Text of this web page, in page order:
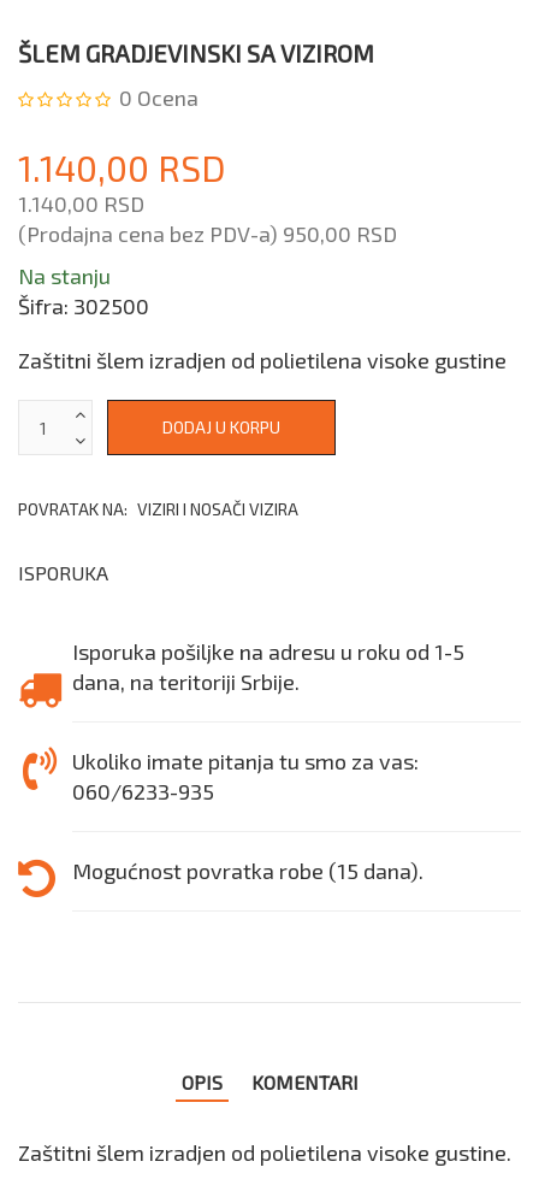
ŠLEM GRADJEVINSKI SA VIZIROM
0 Ocena
1.140,00 RSD
1.140,00 RSD
(Prodajna cena bez PDV-a) 950,00 RSD
Na stanju
Šifra: 302500
Zaštitni šlem izradjen od polietilena visoke gustine
POVRATAK NA: VIZIRI I NOSAČI VIZIRA
ISPORUKA
Isporuka pošiljke na adresu u roku od 1-5
dana, na teritoriji Srbije.
Ukoliko imate pitanja tu smo za vas:
060/6233-935
Mogućnost povratka robe (15 dana).
OPIS KOMENTARI
Zaštitni šlem izradjen od polietilena visoke gustine.